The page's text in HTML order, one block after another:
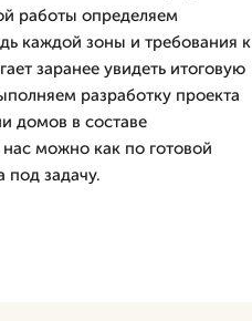
работы определяем
каждой зоны и требования к
заранее увидеть итоговую
разработку проекта
домов в составе
нас можно как по готовой
под задачу.